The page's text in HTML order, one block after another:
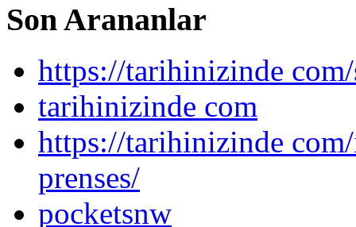
Son Arananlar
https://tarihinizinde
tarihinizinde com
https://tarihinizinde
prenses/
pocketsnw